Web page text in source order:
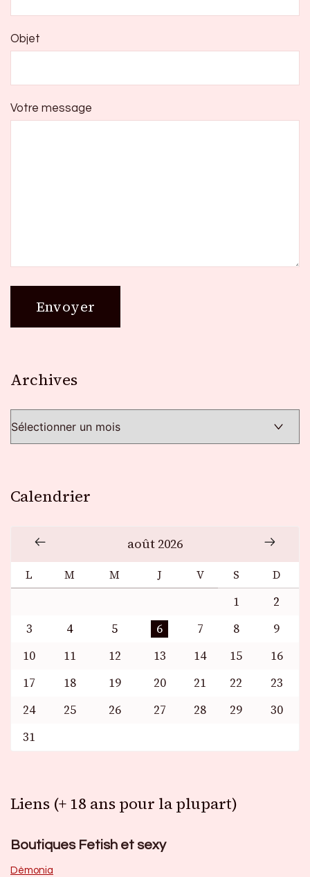
Objet
Votre message
Archives
Calendrier
août 2026
L M M J V S D
1
2
3
4 5 6 7 8
9
10
11 12 13 14 15
16
17
18 19 20 21 22
23
24
25 26 27 28 29
30
31
Liens (+ 18 ans pour la plupart)
Boutiques Fetish et sexy
Dèmonia